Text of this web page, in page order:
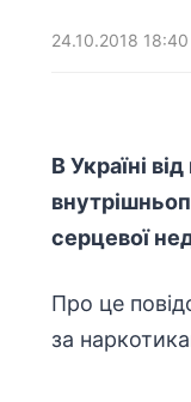
24.10.2018 18:40
В Україні
серцевої
Про це
за